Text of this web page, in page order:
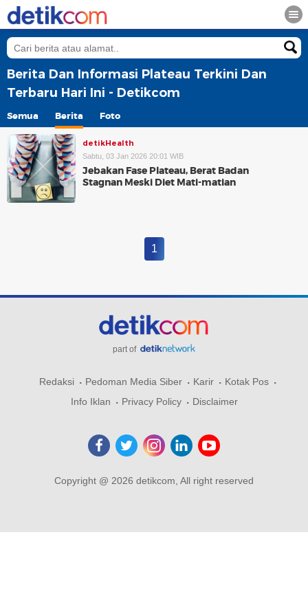
Berita Dan Informasi Plateau Terkini Dan
Terbaru Hari Ini - Detikcom
Semua Berita Foto
detikHealth
Sabtu, 03 Jan 2026 20:01 WIB
Jebakan Fase Plateau, Berat Badan
Stagnan Meski Diet Mati-matian
1
part of
Redaksi Pedoman Media Siber Karir
Kotak Pos
Info Iklan
Privacy Policy Disclaimer
Copyright @ 2026 detikcom, All right reserved